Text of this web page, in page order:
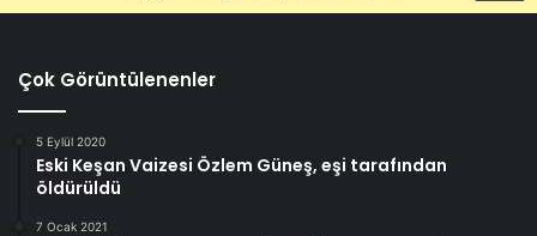
Çok Görüntülenenler
5 Eylül 2020
Eski Keşan Vaizesi Özlem Güneş, eşi tarafından
öldürüldü
7 Ocak 2021